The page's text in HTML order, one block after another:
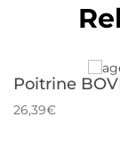
Poitrine
26,39€